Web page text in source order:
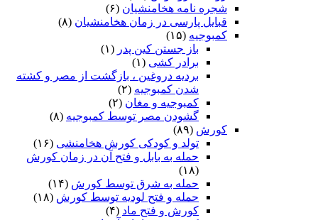
شجره نامه هخامنشیان (۶)
قبایل پارسی در زمان هخامنشیان (۸)
کمبوجیه (۱۵)
باز جستن کین پدر (۱)
برادر کشی (۱)
بردیه دروغین ، بازگشت از مصر و کشته
شدن کمبوجیه (۲)
کمبوجیه و مغان (۲)
گشودن مصر توسط کمبوجیه (۸)
کورش (۸۹)
تولد و کودکی کورش هخامنشی (۱۶)
حمله به بابل و فتح آن در زمان کورش
(۱۸)
حمله به شرق توسط کورش (۱۴)
حمله و فتح لودیه توسط کورش (۱۸)
کورش و فتح ماد (۴)